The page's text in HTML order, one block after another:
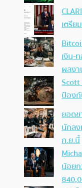
เตรี
เงิน-
ผลง
Scott
ป้องกั
ยอดข
นักลง
ก.ย.นี้
น้อยก